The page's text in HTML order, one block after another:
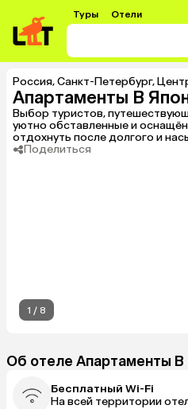
Туры Отели
Россия,Санкт-Петербург,
Апартаменты В
Выбор туристов,
уютно обставленные и
отдохнуть после долгого и
Поделиться
1 / 8
Об отеле Апартаменты
Бесплатный Wi-Fi
На всей территории